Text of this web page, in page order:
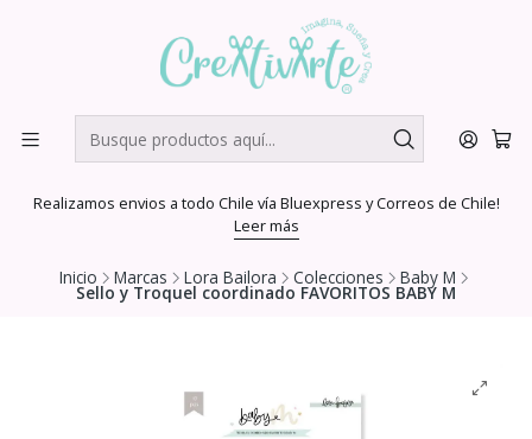
Realizamos envios a todo Chile vía Bluexpress y Correos de Chile!
Leer más
Inicio Marcas Lora Bailora Colecciones Baby M
Sello y Troquel coordinado FAVORITOS BABY M